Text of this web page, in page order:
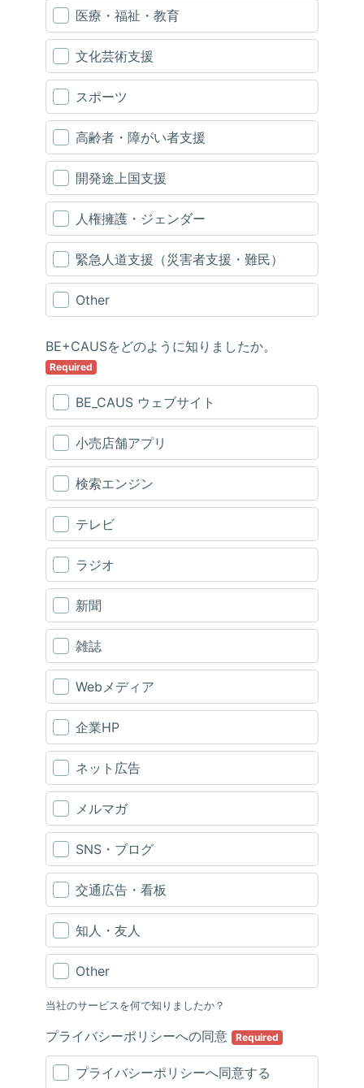
医療・福祉・教育
文化芸術支援
スポーツ
高齢者・障がい者支援
開発途上国支援
人権擁護・ジェンダー
緊急人道支援（災害者支援・難民）
Other
BE+CAUSをどのように知りましたか。
Required
BE_CAUS ウェブサイト
小売店舗アプリ
検索エンジン
テレビ
ラジオ
新聞
雑誌
Webメディア
企業HP
ネット広告
メルマガ
SNS・ブログ
交通広告・看板
知人・友人
Other
当社のサービスを何で知りましたか？
プライバシーポリシーへの同意 Required
プライバシーポリシーへ同意する